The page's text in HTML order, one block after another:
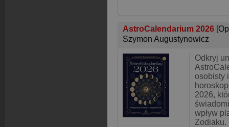
AstroCalendarium 2026
Szymon Augustynowicz
Odkryj
osobisty
2026,
wpływ
Zodiaku.